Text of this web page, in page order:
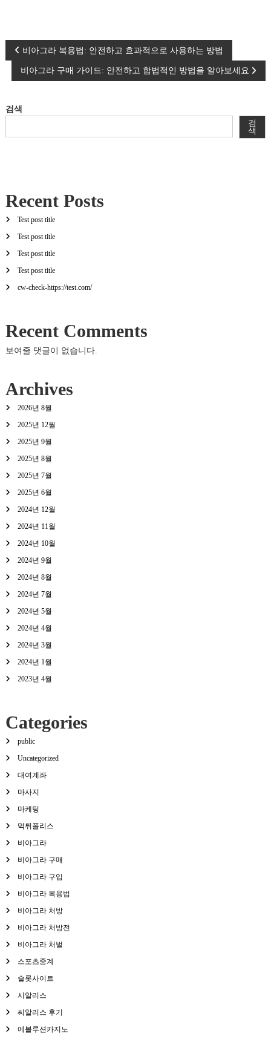
글
탐
색
비아그라 복용법: 안전하고 효과적으로 사용하는 방법
비아그라 구매 가이드: 안전하고 합법적인 방법을 알아보세요
검색
검
색
Recent Posts
Test post title
Test post title
Test post title
Test post title
cw-check-https://test.com/
Recent Comments
보여줄 댓글이 없습니다.
Archives
2026년 8월
2025년 12월
2025년 9월
2025년 8월
2025년 7월
2025년 6월
2024년 12월
2024년 11월
2024년 10월
2024년 9월
2024년 8월
2024년 7월
2024년 5월
2024년 4월
2024년 3월
2024년 1월
2023년 4월
Categories
public
Uncategorized
대여계좌
마사지
마케팅
먹튀폴리스
비아그라
비아그라 구매
비아그라 구입
비아그라 복용법
비아그라 처방
비아그라 처방전
비아그라 처벌
스포츠중계
슬롯사이트
시알리스
씨알리스 후기
에볼루션카지노